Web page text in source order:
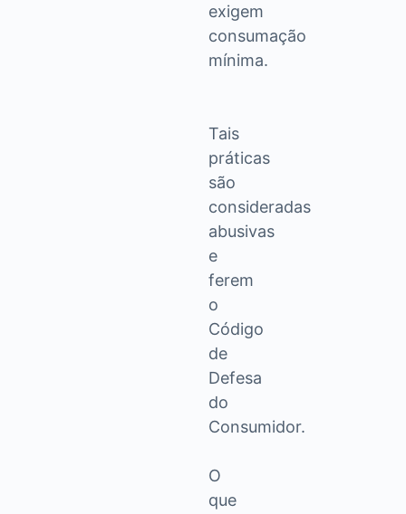
exigem
consumação
mínima.
Tais
práticas
são
consideradas
abusivas
e
ferem
o
Código
de
Defesa
do
Consumidor.
O
que